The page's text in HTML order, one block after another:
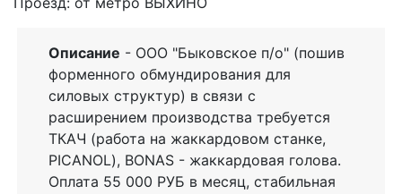
Описание - ООО "Быковское п/о" (пошив
форменного обмундирования для
силовых структур) в связи с
расширением производства требуется
ТКАЧ (работа на жаккардовом станке,
PICANOL), BONAS - жаккардовая голова.
Оплата 55 000 РУБ в месяц, стабильная